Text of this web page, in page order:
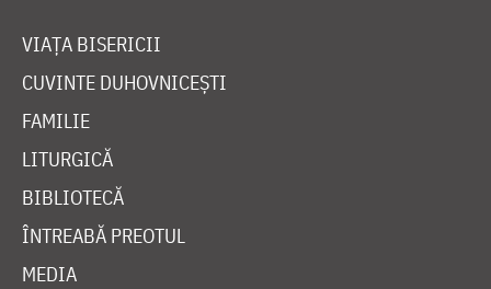
VIAȚA BISERICII
CUVINTE DUHOVNICEȘTI
FAMILIE
LITURGICĂ
BIBLIOTECĂ
ÎNTREABĂ PREOTUL
MEDIA